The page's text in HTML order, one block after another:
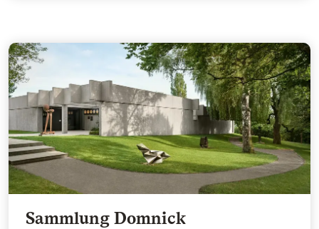
Sammlung Domnick